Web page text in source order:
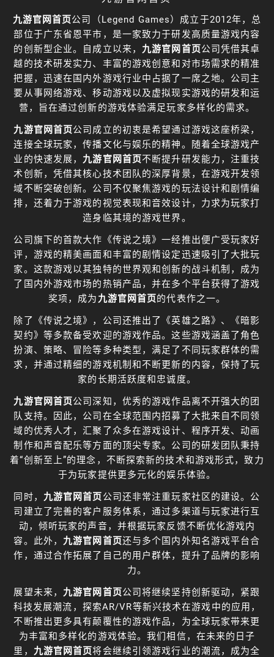
九游官网首页公司（Legend Games）成立于2012年，总
部位于广东省恩平市，是一家致力于研发高质量游戏内容
的创新型企业。自成立以来， 九游官网首页公司凭借其卓
越的技术研发实力、丰富的游戏创意和对市场需求的精准
把握，迅速在国内外游戏行业中占据了一席之地。公司主
要从事网络游戏、移动游戏以及虚拟现实游戏的研发和运
营，旨在通过创新的游戏体验满足玩家多样化的需求。
九游官网首页公司成立的初衷是希望通过游戏这座桥梁，
连接全球玩家，传播文化与娱乐的精神。随着全球游戏产
业的快速发展， 九游官网首页不断提升研发能力，注重技
术创新，凭借其核心技术团队的深厚背景，在游戏开发领
域不断突破创新。公司不仅聚焦游戏的玩法设计和剧情编
排，还着力于游戏的视觉表现和音效设计，力求为玩家打
造身临其境的游戏世界。
公司旗下的首款大作《传说之境》一经推出便广受玩家好
评，游戏的精美画面和丰富的剧情设定迅速吸引了大批玩
家。这款游戏以其独特的世界观和创新的战斗机制，成为
了国内外游戏市场的热销产品，并在多个平台获得了游戏
奖项，成为 九游官网首页的代表作之一。
除了《传说之境》，公司还推出了《英雄之路》、《暗影
契约》等多款备受欢迎的游戏作品。这些游戏涵盖了角色
扮演、策略、冒险等多种类型，满足了不同玩家群体的需
求，并通过精细的游戏机制和不断更新的内容，保持了玩
家的长期活跃度和忠诚度。
九游官网首页公司深知，优秀的游戏作品离不开强大的团
队支持。因此，公司在全球范围内招募了大批来自不同领
域的优秀人才，汇聚了众多在游戏设计、程序开发、动画
制作和声音配乐等方面的顶尖专家。公司的研发团队秉持
着“创新至上”的理念，不断探索新的技术和游戏形式，致力
于为玩家提供更多元化的娱乐体验。
同时， 九游官网首页公司还非常注重玩家社区的建设。公
司建立了完善的客户服务体系，通过多渠道与玩家进行互
动，倾听玩家的声音，并根据玩家反馈不断优化游戏内
容。此外， 九游官网首页还与多个国内外知名游戏平台合
作，通过合作拓展了自己的用户群体，提升了品牌的影响
力。
展望未来， 九游官网首页公司将继续坚持创新驱动，紧跟
科技发展潮流，探索AR/VR等新兴技术在游戏中的应用，
不断推出更多具有颠覆性的游戏作品，为全球玩家带来更
为丰富和多样化的游戏体验。我们相信，在未来的日子
里， 九游官网首页将会继续引领游戏行业的潮流，成为全